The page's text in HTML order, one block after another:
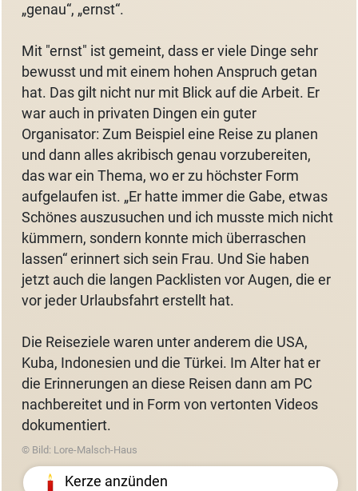
„genau“, „ernst“.
Mit "ernst" ist gemeint, dass er viele Dinge sehr
bewusst und mit einem hohen Anspruch getan
hat. Das gilt nicht nur mit Blick auf die Arbeit. Er
war auch in privaten Dingen ein guter
Organisator: Zum Beispiel eine Reise zu planen
und dann alles akribisch genau vorzubereiten,
das war ein Thema, wo er zu höchster Form
aufgelaufen ist. „Er hatte immer die Gabe, etwas
Schönes auszusuchen und ich musste mich nicht
kümmern, sondern konnte mich überraschen
lassen“ erinnert sich sein Frau. Und Sie haben
jetzt auch die langen Packlisten vor Augen, die er
vor jeder Urlaubsfahrt erstellt hat.
Die Reiseziele waren unter anderem die USA,
Kuba, Indonesien und die Türkei. Im Alter hat er
die Erinnerungen an diese Reisen dann am PC
nachbereitet und in Form von vertonten Videos
dokumentiert.
© Bild: Lore-Malsch-Haus
Kerze anzünden